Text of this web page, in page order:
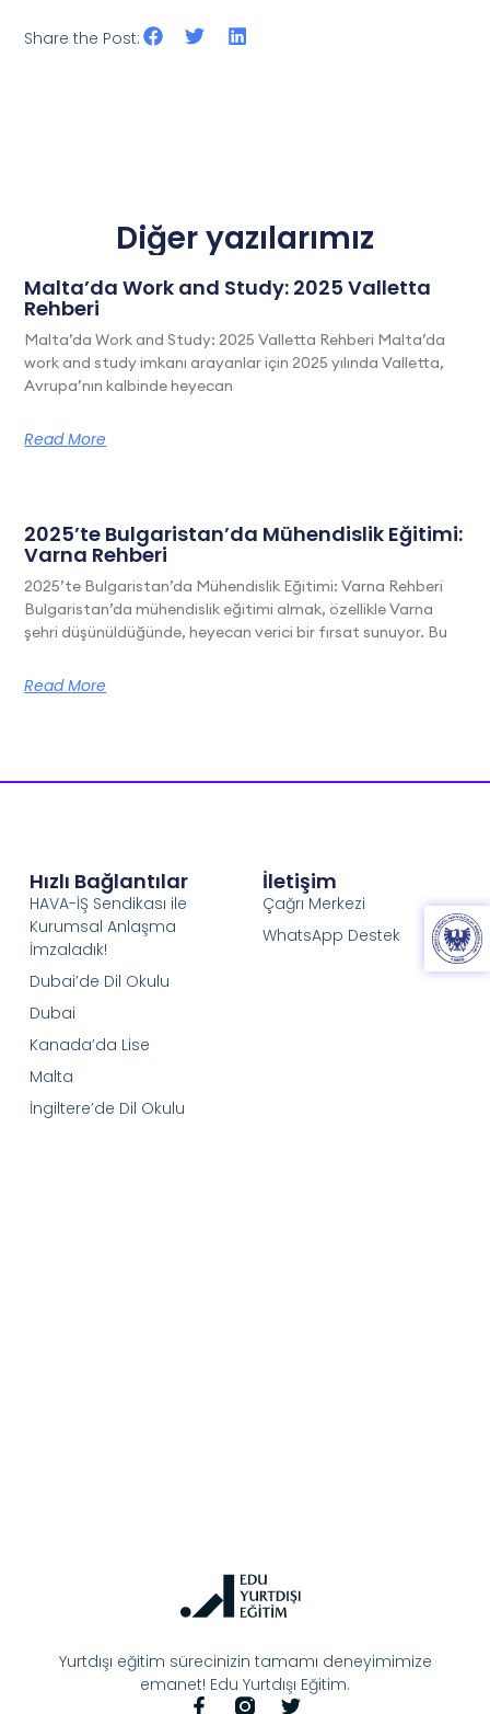
Share the Post:
Diğer yazılarımız
Malta’da Work and Study: 2025 Valletta
Rehberi
Malta’da Work and Study: 2025 Valletta Rehberi Malta’da
work and study imkanı arayanlar için 2025 yılında Valletta,
Avrupa’nın kalbinde heyecan
Read More
2025’te Bulgaristan’da Mühendislik Eğitimi:
Varna Rehberi
2025’te Bulgaristan’da Mühendislik Eğitimi: Varna Rehberi
Bulgaristan’da mühendislik eğitimi almak, özellikle Varna
şehri düşünüldüğünde, heyecan verici bir fırsat sunuyor. Bu
Read More
Yurtdışı eğitim sürecinizin tamamı deneyimimize
emanet! Edu Yurtdışı Eğitim.
Hızlı Bağlantılar
HAVA-İŞ Sendikası ile
Kurumsal Anlaşma
İmzaladık!
Dubai’de Dil Okulu
Dubai
Kanada’da Lise
Malta
İngiltere’de Dil Okulu
İletişim
Çağrı Merkezi
WhatsApp Destek